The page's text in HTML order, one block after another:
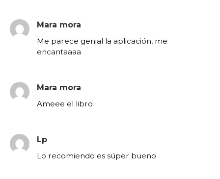
Mara mora
Me parece genial la aplicación, me
encantaaaa
Mara mora
Ameee el libro
Lp
Lo recomiendo es súper bueno